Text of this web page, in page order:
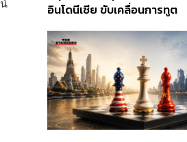
อินโดนีเซีย ขับเคลื่อนการทูต
ส่วนยุทธศาสตร์ไทย –
อินโดนีเซีย